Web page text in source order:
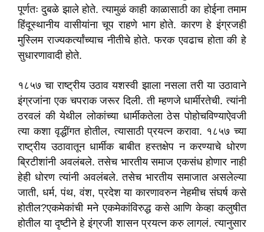
पूर्णतः दुबळे झाले होते. त्यामुळं काही काळासाठी का होईना तमाम
हिंदूस्थानीय वासीयांना चूप राहणे भाग होते. कारण हे इंग्रजही
मुस्लिम राज्यकर्त्यांच्याच नीतीचे होते. फरक एवढाच होता की हे
सुधारणावादी होते.
१८५७ चा राष्ट्रीय उठाव यशस्वी झाला नसला तरी या उठावाने
इंग्रजांना एक चपराक जरूर दिली. ती म्हणजे धार्मीरतेची. त्यांनी
ठरवलं की येथील लोकांच्या धार्मीकतेला ठेस पोहोचविण्याऐवजी
त्या कशा वृद्धींगत होतील, त्यासाठी प्रयत्न करावा. १८५७ च्या
राष्ट्रीय उठावातून धार्मीक बाबीत हस्तक्षेप न करण्याचे धोरण
ब्रिटीशांनी अवलंबले. तसेच भारतीय समाज एकसंध होणार नाही
हेही धोरण त्यांनी अवलंबले. तसेच भारतीय समाजात असलेल्या
जाती, धर्म, पंथ, वंश, प्रदेश या कारणावरुन नेहमीच संघर्ष कसे
होतील?एकमेकांची मने एकमेकांविरुद्ध कसे आणि केव्हा कलुषीत
होतील या दृष्टीने हे इंग्रजी शासन प्रयत्न करु लागलं. त्यानुसार